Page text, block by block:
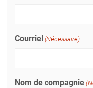
Courriel (Nécessaire)
Nom de compagnie